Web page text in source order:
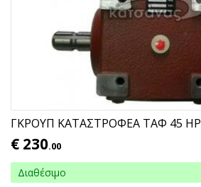
ΓΚΡΟΥΠ ΚΑΤΑΣΤΡΟΦΕΑ ΤΑΦ 45 ΗΡ
€ 230.00
Διαθέσιμο